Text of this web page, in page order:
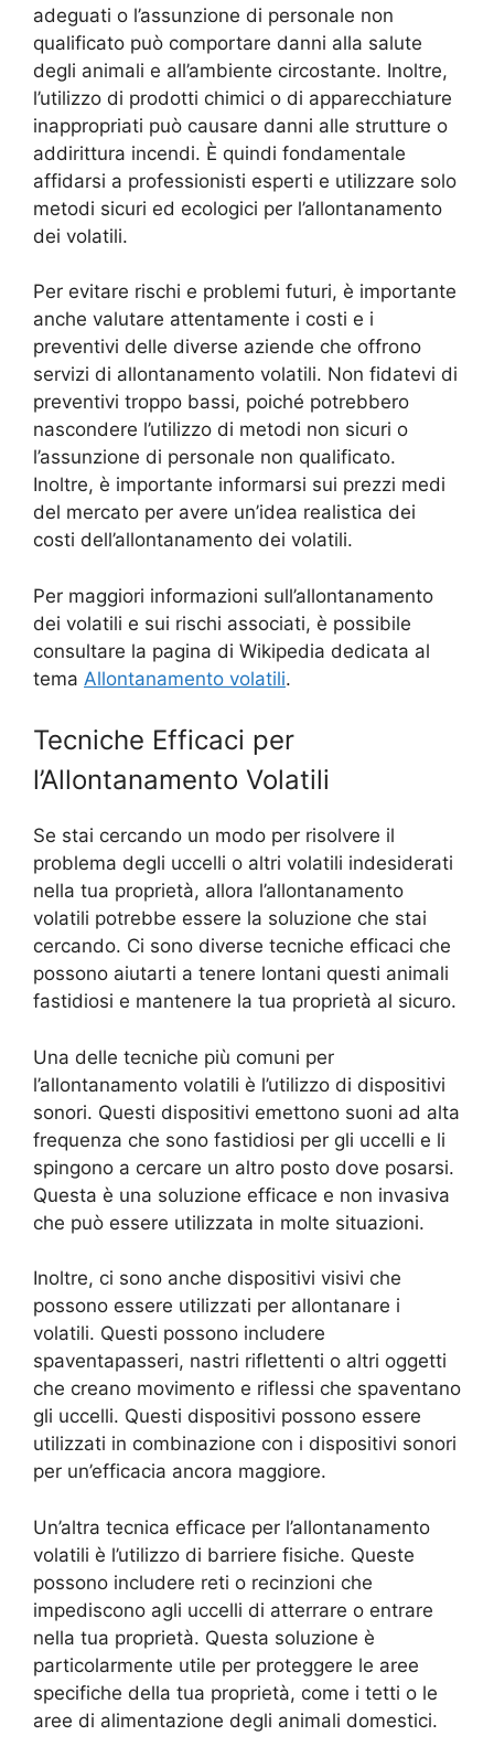
adeguati o l’assunzione di personale non
qualificato può comportare danni alla salute
degli animali e all’ambiente circostante. Inoltre,
l’utilizzo di prodotti chimici o di apparecchiature
inappropriati può causare danni alle strutture o
addirittura incendi. È quindi fondamentale
affidarsi a professionisti esperti e utilizzare solo
metodi sicuri ed ecologici per l’allontanamento
dei volatili.
Per evitare rischi e problemi futuri, è importante
anche valutare attentamente i costi e i
preventivi delle diverse aziende che offrono
servizi di allontanamento volatili. Non fidatevi di
preventivi troppo bassi, poiché potrebbero
nascondere l’utilizzo di metodi non sicuri o
l’assunzione di personale non qualificato.
Inoltre, è importante informarsi sui prezzi medi
del mercato per avere un’idea realistica dei
costi dell’allontanamento dei volatili.
Per maggiori informazioni sull’allontanamento
dei volatili e sui rischi associati, è possibile
consultare la pagina di Wikipedia dedicata al
tema Allontanamento volatili.
Tecniche Efficaci per
l’Allontanamento Volatili
Se stai cercando un modo per risolvere il
problema degli uccelli o altri volatili indesiderati
nella tua proprietà, allora l’allontanamento
volatili potrebbe essere la soluzione che stai
cercando. Ci sono diverse tecniche efficaci che
possono aiutarti a tenere lontani questi animali
fastidiosi e mantenere la tua proprietà al sicuro.
Una delle tecniche più comuni per
l’allontanamento volatili è l’utilizzo di dispositivi
sonori. Questi dispositivi emettono suoni ad alta
frequenza che sono fastidiosi per gli uccelli e li
spingono a cercare un altro posto dove posarsi.
Questa è una soluzione efficace e non invasiva
che può essere utilizzata in molte situazioni.
Inoltre, ci sono anche dispositivi visivi che
possono essere utilizzati per allontanare i
volatili. Questi possono includere
spaventapasseri, nastri riflettenti o altri oggetti
che creano movimento e riflessi che spaventano
gli uccelli. Questi dispositivi possono essere
utilizzati in combinazione con i dispositivi sonori
per un’efficacia ancora maggiore.
Un’altra tecnica efficace per l’allontanamento
volatili è l’utilizzo di barriere fisiche. Queste
possono includere reti o recinzioni che
impediscono agli uccelli di atterrare o entrare
nella tua proprietà. Questa soluzione è
particolarmente utile per proteggere le aree
specifiche della tua proprietà, come i tetti o le
aree di alimentazione degli animali domestici.